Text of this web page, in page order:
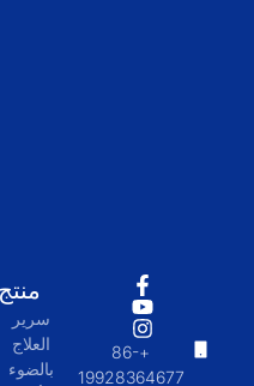
+86-
19928364677
منتج
سرير
العلاج
بالضوء